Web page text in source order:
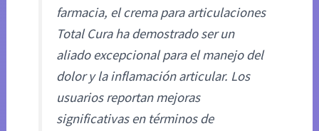
farmacia, el crema para articulaciones
Total Cura ha demostrado ser un
aliado excepcional para el manejo del
dolor y la inflamación articular. Los
usuarios reportan mejoras
significativas en términos de